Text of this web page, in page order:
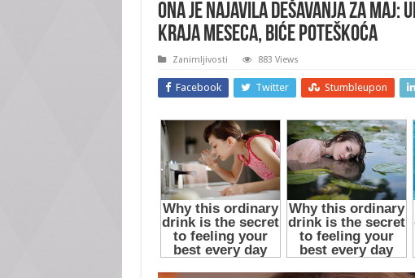
ONA JE NAJAVILA DEŠAVANJA ZA
kraja meseca, biće POTEŠKOĆA
Zanimljivosti 883 Views
Facebook Twitter Stumbleupon